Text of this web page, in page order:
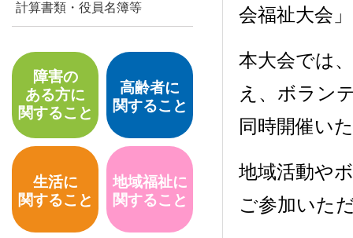
計算書類・役員名簿等
障害の
ある方に
関すること
高齢者に
関すること
生活に
関すること
地域福祉に
関すること
会福祉大会
本大会では
え、ボラン
同時開催い
地域活動や
ご参加いた